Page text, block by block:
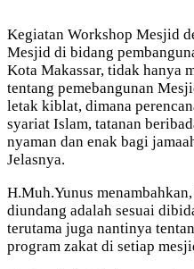
Kegiatan Workshop Mesjid
Mesjid di bidang
Kota Makassar, tidak hanya
tentang pemebangunan
letak kiblat, dimana
syariat Islam, tatanan
nyaman dan enak bagi
Jelasnya.
H.Muh.Yunus
diundang adalah sesuai
terutama juga nantinya
program zakat di setiap